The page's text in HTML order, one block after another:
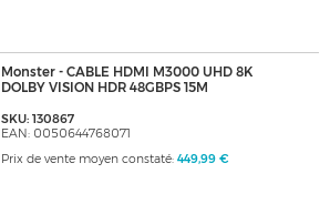
Monster - CABLE HDMI M3000 UHD 8K
DOLBY VISION HDR 48GBPS 15M
SKU: 130867
EAN: 0050644768071
Prix de vente moyen constaté: 449,99 €